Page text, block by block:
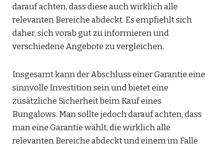
darauf achten, dass diese auch wirklich alle
relevanten Bereiche abdeckt. Es empfiehlt sich
daher, sich vorab gut zu informieren und
verschiedene Angebote zu vergleichen.
Insgesamt kann der Abschluss einer Garantie eine
sinnvolle Investition sein und bietet eine
zusätzliche Sicherheit beim Kauf eines
Bungalows. Man sollte jedoch darauf achten, dass
man eine Garantie wählt, die wirklich alle
relevanten Bereiche abdeckt und einem im Falle